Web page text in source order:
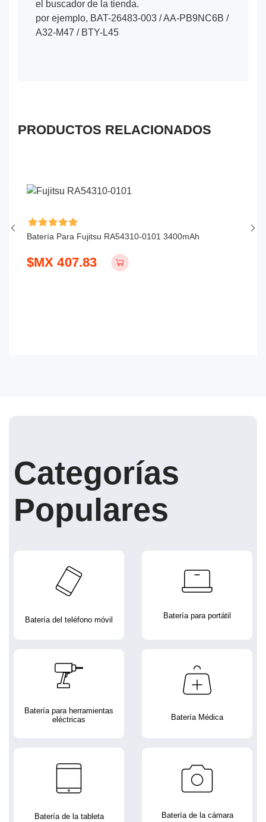
el buscador de la tienda.
por ejemplo, BAT-26483-003 / AA-PB9NC6B /
A32-M47 / BTY-L45
PRODUCTOS RELACIONADOS
Batería Para Fujitsu RA54310-0101 3400mAh
$MX 407.83
Categorías
Populares
Batería del teléfono móvil Batería para portátil
Batería para herramientas
eléctricas
Batería Médica
Batería de la tableta Batería de la cámara